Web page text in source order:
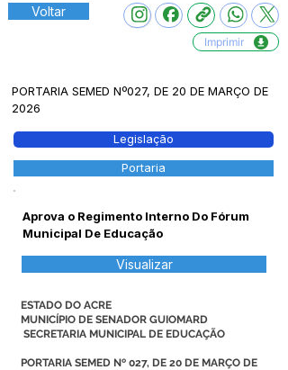
Voltar
Imprimir
PORTARIA SEMED Nº027, DE 20 DE MARÇO DE
2026
Legislação
Portaria
Aprova o Regimento Interno Do Fórum
Municipal De Educação
Visualizar
ESTADO DO ACRE
MUNICÍPIO DE SENADOR GUIOMARD
SECRETARIA MUNICIPAL DE EDUCAÇÃO
PORTARIA SEMED Nº 027, DE 20 DE MARÇO DE